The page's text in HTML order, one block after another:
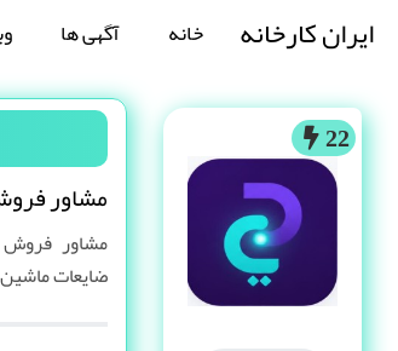
ایران کارخانه خانه آگهی ها
22
مشاور
مشاور
ضایعات